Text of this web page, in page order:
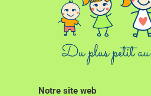
Notre site web